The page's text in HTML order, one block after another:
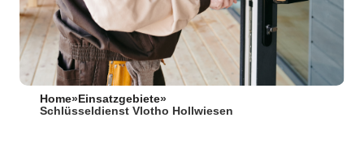
Home» Einsatzgebiete»
Schlüsseldienst Vlotho Hollwiesen